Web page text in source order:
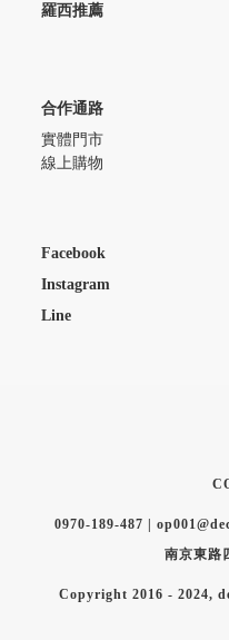
羅西推薦
合作通路
實體門市
線上購物
Facebook
Instagram
Line
0970-189-487 |
南京東路
Copyright 2016 - 2024,